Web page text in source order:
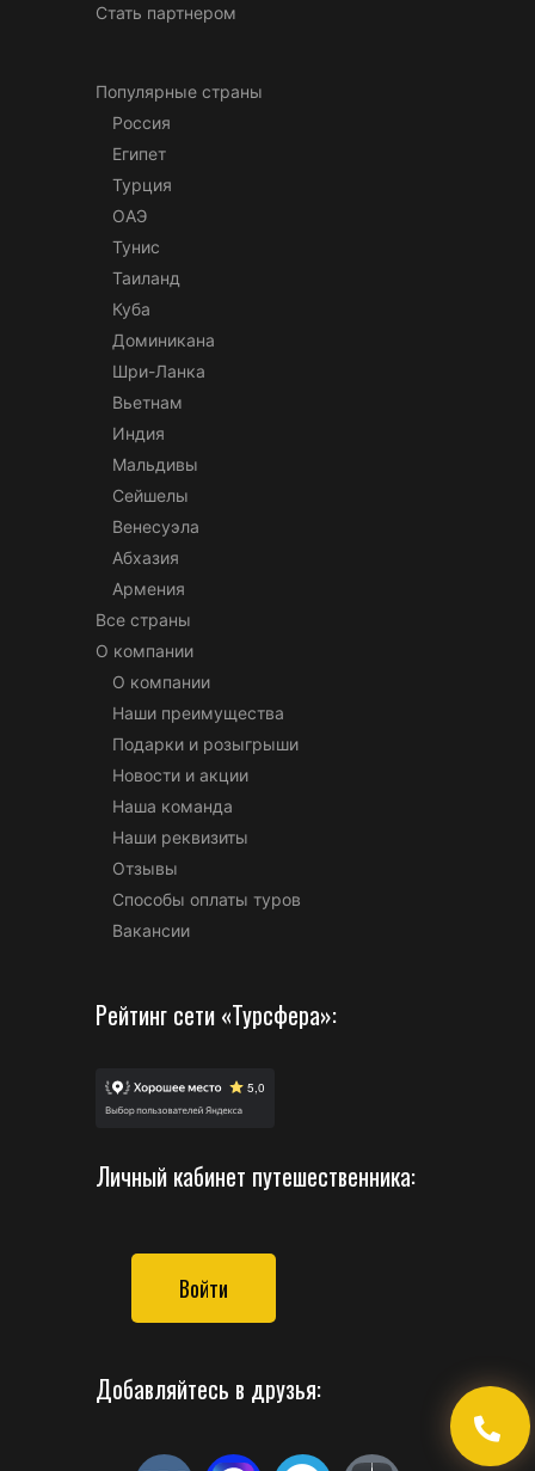
Стать партнером
Популярные страны
Россия
Египет
Турция
ОАЭ
Тунис
Таиланд
Куба
Доминикана
Шри-Ланка
Вьетнам
Индия
Мальдивы
Сейшелы
Венесуэла
Абхазия
Армения
Все страны
О компании
О компании
Наши преимущества
Подарки и розыгрыши
Новости и акции
Наша команда
Наши реквизиты
Отзывы
Способы оплаты туров
Вакансии
Рейтинг сети «Турсфера»:
Личный кабинет путешественника:
Войти
Добавляйтесь в друзья: